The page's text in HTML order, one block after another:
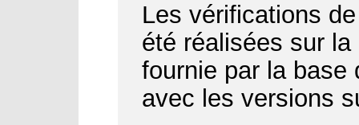
Les vérifications
été réalisées sur
fournie par la base
avec les versions